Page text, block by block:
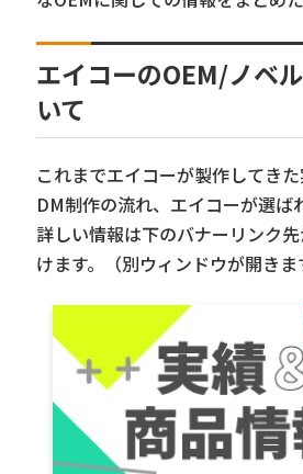
エイコーのOEM/ノベ
いて
これまでエイコーが製作してき
DM制作の流れ、エイコーが選ば
詳しい情報は下のバナーリンク
けます。（別ウィンドウが開きま